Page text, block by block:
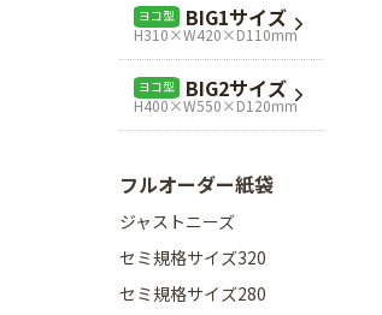
ヨコ型 BIG1サイズ
H310×W420×D110mm
ヨコ型 BIG2サイズ
H400×W550×D120mm
フルオーダー紙袋
ジャストニーズ
セミ規格サイズ320
セミ規格サイズ280